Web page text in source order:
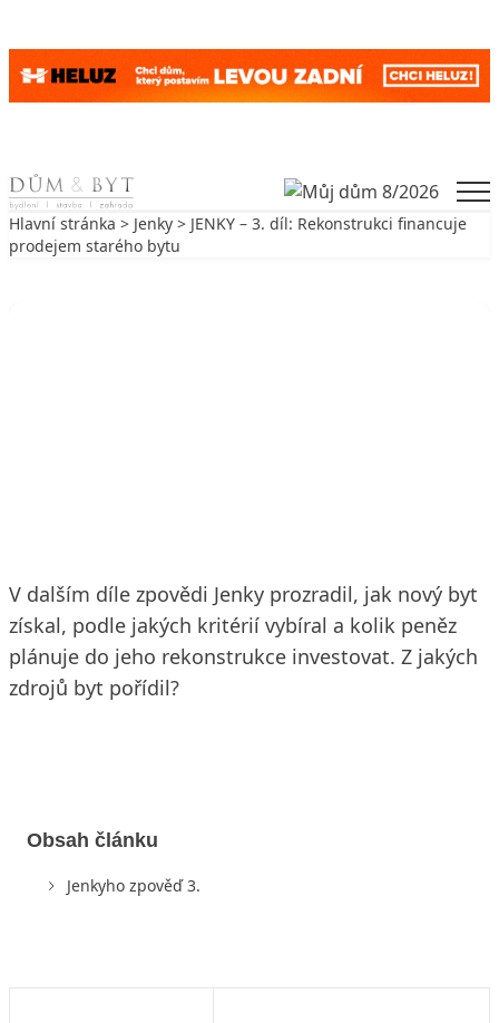
Skip to content
Hlavní stránka > Jenky > JENKY – 3. díl: Rekonstrukci financuje
prodejem starého bytu
V dalším díle zpovědi Jenky prozradil, jak nový byt
získal, podle jakých kritérií vybíral a kolik peněz
plánuje do jeho rekonstrukce investovat. Z jakých
zdrojů byt pořídil?
Obsah článku
Jenkyho zpověď 3.